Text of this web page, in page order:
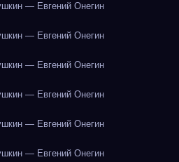
— Евгений Онегин
— Евгений Онегин
— Евгений Онегин
— Евгений Онегин
— Евгений Онегин
— Евгений Онегин